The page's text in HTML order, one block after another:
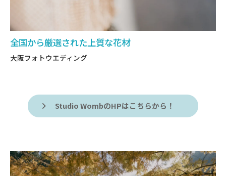
全国から厳選された上質な花材
大阪フォトウエディング
Studio WombのHPはこちらから！